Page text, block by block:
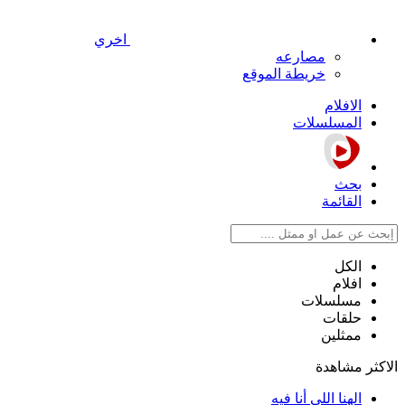
اخري
مصارعه
خريطة الموقع
الافلام
المسلسلات
بحث
القائمة
الكل
افلام
مسلسلات
حلقات
ممثلين
الاكثر مشاهدة
الهنا اللي أنا فيه